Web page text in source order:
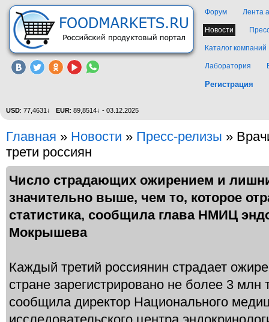
Форум Лента
Новости
Каталог компаний
Лаборатория
Регистрация
USD: 77,4631↓ EUR: 89,8514↓ - 03.12.2025
Главная » Новости » Пресс-релизы »
трети россиян
Число страдающих ожирением и
значительно выше, чем то, которое
статистика, сообщила глава НМИЦ
Мокрышева
Каждый третий россиянин страдает
стране зарегистрировано не более 3
сообщила директор Национального